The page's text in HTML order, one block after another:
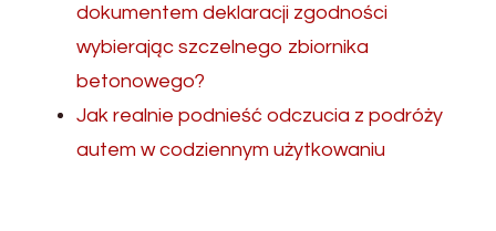
dokumentem deklaracji zgodności
wybierając szczelnego zbiornika
betonowego?
Jak realnie podnieść odczucia z podróży
autem w codziennym użytkowaniu